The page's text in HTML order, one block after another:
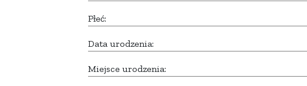
Płeć:
Data urodzenia:
Miejsce urodzenia: